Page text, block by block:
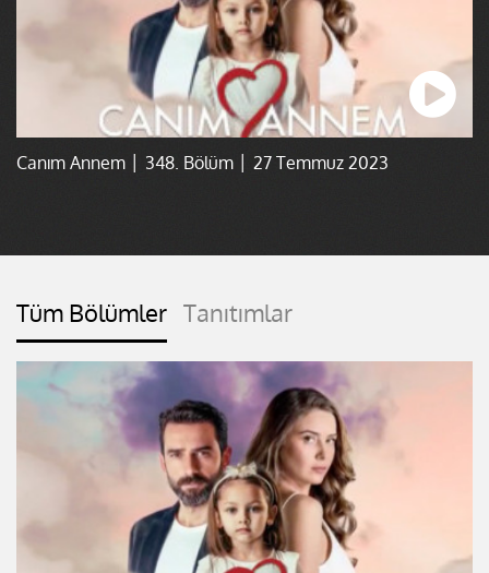
Canım Annem │ 348. Bölüm │ 27 Temmuz 2023
Tüm Bölümler Tanıtımlar